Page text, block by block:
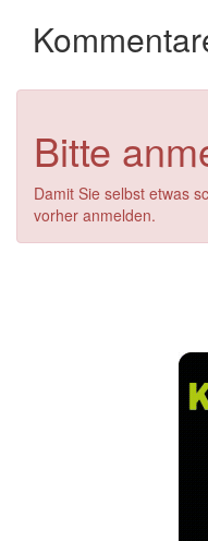
Bitte
Damit Sie selbst etwas
vorher anmelden.